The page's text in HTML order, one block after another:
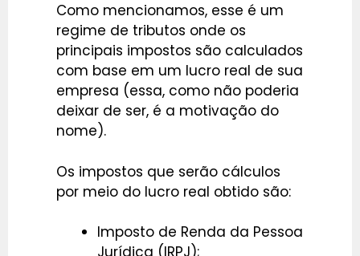
Como mencionamos, esse é um
regime de tributos onde os
principais impostos são calculados
com base em um lucro real de sua
empresa (essa, como não poderia
deixar de ser, é a motivação do
nome).
Os impostos que serão cálculos
por meio do lucro real obtido são:
Imposto de Renda da Pessoa